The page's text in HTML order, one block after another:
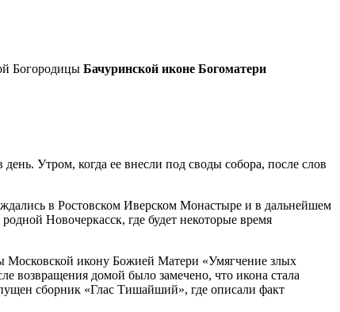
Богородицы Бачуринской иконе Богоматери
Утром, когда ее внесли под своды собора, после слов
в Ростовском Иверском Монастыре и в дальнейшем
Новочеркасск, где будет некоторые время
икону Божией Матери «Умягчение злых
возвращения домой было замечено, что икона стала
сборник «Глас Тишайший», где описали факт